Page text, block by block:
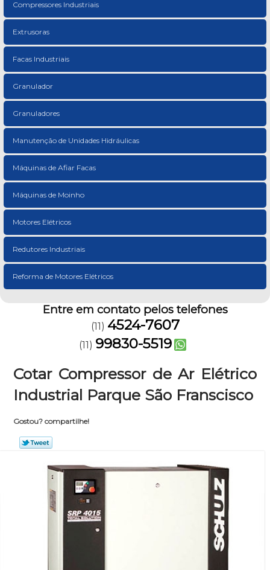
Compressores Industriais
Extrusoras
Facas Industriais
Granulador
Granuladores
Manutenção de Unidades Hidráulicas
Máquinas de Afiar Facas
Máquinas de Moinho
Motores Elétricos
Redutores Industriais
Reforma de Motores Elétricos
Entre em contato pelos telefones
(11) 4524-7607
(11) 99830-5519
Cotar Compressor de Ar Elétrico
Industrial Parque São Franscisco
Gostou? compartilhe!